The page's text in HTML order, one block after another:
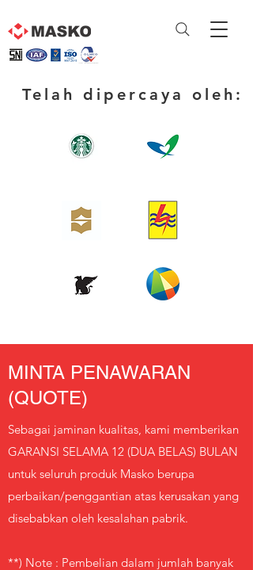
Telah dipercaya oleh:
MINTA PENAWARAN
(QUOTE)
Sebagai jaminan kualitas, kami memberikan
GARANSI SELAMA 12 (DUA BELAS) BULAN
untuk seluruh produk Masko berupa
perbaikan/penggantian atas kerusakan yang
disebabkan oleh kesalahan pabrik.
**) Note : Pembelian dalam jumlah banyak